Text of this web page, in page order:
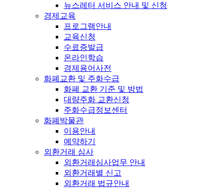
뉴스레터 서비스 안내 및 신청
경제교육
프로그램안내
교육신청
수료증발급
온라인학습
경제용어사전
화폐교환 및 주화수급
화폐 교환 기준 및 방법
대량주화 교환신청
주화수급정보센터
화폐박물관
이용안내
예약하기
외환거래 심사
외환거래심사업무 안내
외환거래별 신고
외환거래 법규안내